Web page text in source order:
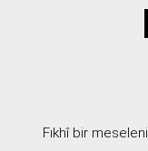
Fıkhî bir